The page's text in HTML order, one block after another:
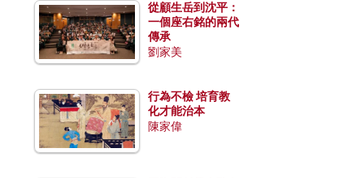
從顧生岳到沈平：
一個座右銘的兩代
傳承
劉家美
行為不檢 培育教
化才能治本
陳家偉